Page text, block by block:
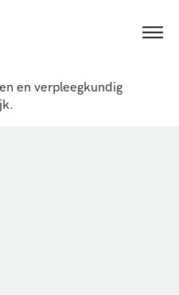
en verpleegkundig